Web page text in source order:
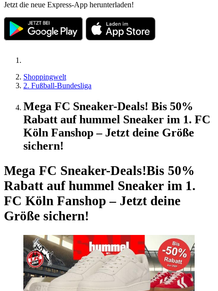
Jetzt die neue Express-App herunterladen!
Shoppingwelt
2. Fußball-Bundesliga
Mega FC Sneaker-Deals! Bis 50%
Rabatt auf hummel Sneaker im 1. FC
Köln Fanshop – Jetzt deine Größe
sichern!
Mega FC Sneaker-Deals!Bis 50%
Rabatt auf hummel Sneaker im 1.
FC Köln Fanshop – Jetzt deine
Größe sichern!